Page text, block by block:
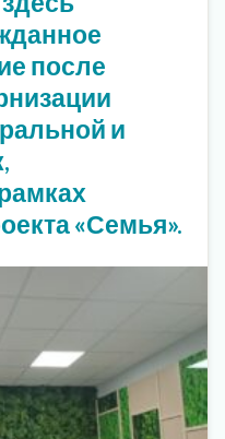
после
и
«Семья».